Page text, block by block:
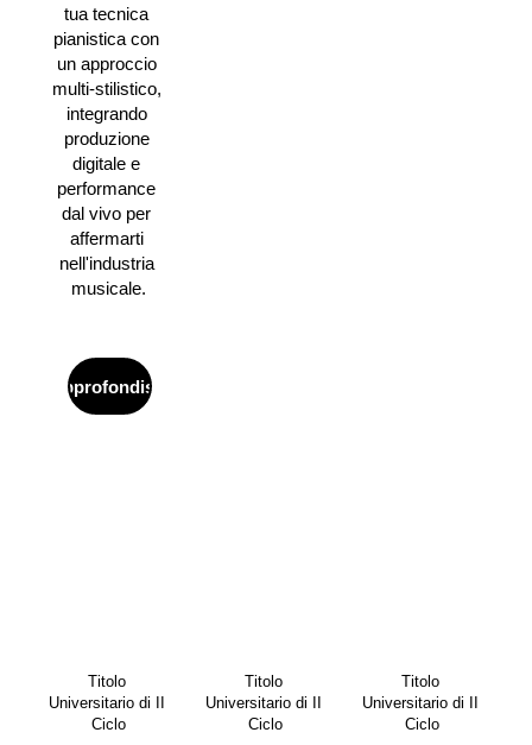
tua tecnica
pianistica con
un approccio
multi-stilistico,
integrando
produzione
digitale e
performance
dal vivo per
affermarti
nell'industria
musicale.
Approfondisci
Titolo
Universitario di II
Ciclo
Titolo
Universitario di II
Ciclo
Titolo
Universitario di II
Ciclo